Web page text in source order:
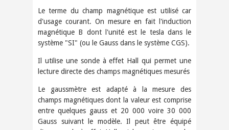
Le terme du champ magnétique est utilisé car
d'usage courant. On mesure en fait l'induction
magnétique B dont l'unité est le tesla dans le
système "SI" (ou le Gauss dans le système CGS).
Il utilise une sonde à effet Hall qui permet une
lecture directe des champs magnétiques mesurés
Le gaussmètre est adapté à la mesure des
champs magnétiques dont la valeur est comprise
entre quelques gauss et 20 000 voire 30 000
Gauss suivant le modèle. Il peut être équipé